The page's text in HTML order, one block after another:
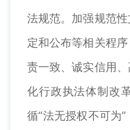
法规范。加强规范
定和公布等相关程
责一致、诚实信用
化行政执法体制改
循“法无授权不可为